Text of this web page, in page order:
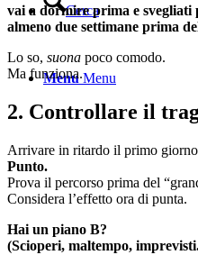
Cerca
Menu Menu
vai a dormire prima e svegliati
almeno due settimane prima
Lo so, suona poco comodo.
Ma funziona.
2. Controllare il
Arrivare in ritardo il primo
Punto.
Prova il percorso prima del
Considera l’effetto ora di punta.
Hai un piano B?
(Scioperi, maltempo,